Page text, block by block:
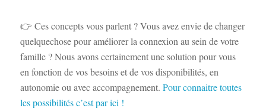
👉 Ces concepts vous parlent ? Vous avez envie de changer
quelquechose pour améliorer la connexion au sein de votre
famille ? Nous avons certainement une solution pour vous
en fonction de vos besoins et de vos disponibilités, en
autonomie ou avec accompagnement. Pour connaitre toutes
les possibilités c’est par ici !